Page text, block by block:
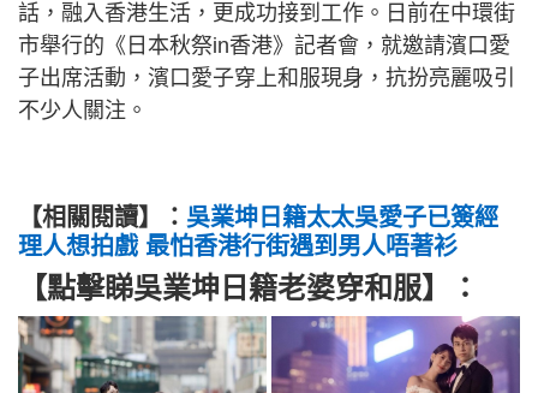
話，融入香港生活，更成功接到工作。日前在中環街
市舉行的《日本秋祭in香港》記者會，就邀請濱口愛
子出席活動，濱口愛子穿上和服現身，抗扮亮麗吸引
不少人關注。
【相關閱讀】： 吳業坤日籍太太吳愛子已簽經
理人想拍戲 最怕香港行街遇到男人唔著衫
【點擊睇吳業坤日籍老婆穿和服】：